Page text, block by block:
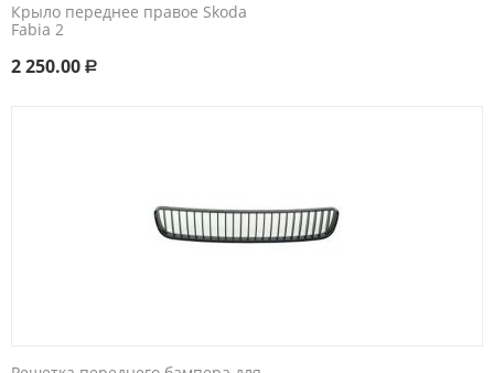
Крыло переднее правое Skoda
Fabia 2
2 250.00 Р